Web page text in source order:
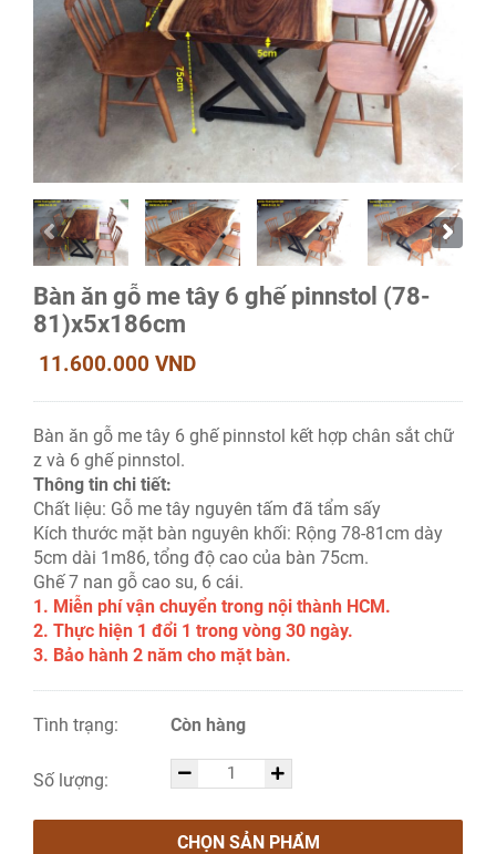
Bàn ăn gỗ me tây 6 ghế pinnstol (78-
81)x5x186cm
11.600.000 VND
Bàn ăn gỗ me tây 6 ghế pinnstol kết hợp chân sắt chữ
z và 6 ghế pinnstol.
Thông tin chi tiết:
Chất liệu: Gỗ me tây nguyên tấm đã tẩm sấy
Kích thước mặt bàn nguyên khối: Rộng 78-81cm dày
5cm dài 1m86, tổng độ cao của bàn 75cm.
Ghế 7 nan gỗ cao su, 6 cái.
1. Miễn phí vận chuyển trong nội thành HCM.
2. Thực hiện 1 đổi 1 trong vòng 30 ngày.
3. Bảo hành 2 năm cho mặt bàn.
Tình trạng: Còn hàng
Số lượng:
CHỌN SẢN PHẨM